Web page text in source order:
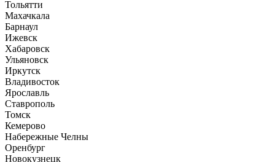
Тольятти
Махачкала
Барнаул
Ижевск
Хабаровск
Ульяновск
Иркутск
Владивосток
Ярославль
Ставрополь
Томск
Кемерово
Набережные Челны
Оренбург
Новокузнецк